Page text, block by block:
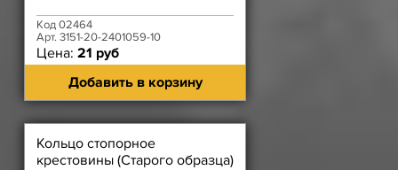
Код 02464
Арт. 3151-20-2401059-10
Цена: 21 руб
Добавить в корзину
Кольцо стопорное
крестовины (Старого образца)